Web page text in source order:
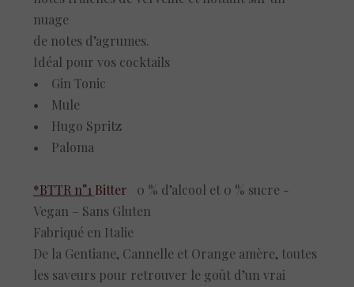
nuage
de notes d’agrumes.
Idéal pour vos cocktails
• Gin Tonic
• Mule
• Hugo Spritz
• Paloma
*BTTR n°1 Bitter 0 % d’alcool et 0 % sucre -
Vegan – Sans Gluten
Fabriqué en Italie
De la Gentiane, Cannelle et Orange amère, toutes
les saveurs pour retrouver le goût d’un vrai